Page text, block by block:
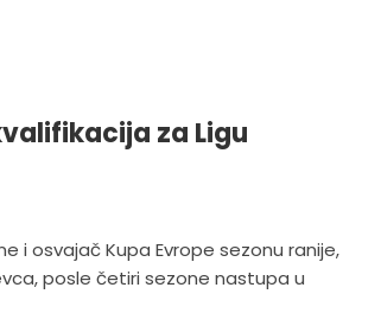
za Ligu
i osvajač Kupa Evrope sezonu ranije,
posle četiri sezone nastupa u